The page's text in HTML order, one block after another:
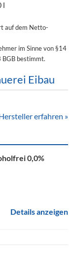
l
auf dem Netto-
im Sinne von §14
BGB bestimmt.
Eibau
erfahren »
0,0%
Details anzeigen